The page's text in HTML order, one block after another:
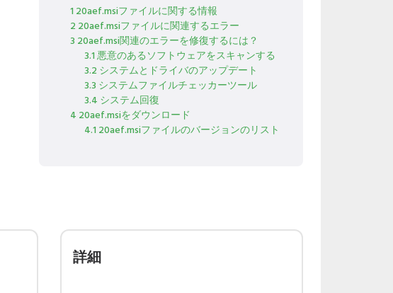
1 20aef.msiファイルに関する情報
2 20aef.msiファイルに関連するエラー
3 20aef.msi関連のエラーを修復するには？
3.1 悪意のあるソフトウェアをスキャンする
3.2 システムとドライバのアップデート
3.3 システムファイルチェッカーツール
3.4 システム回復
4 20aef.msiをダウンロード
4.1 20aef.msiファイルのバージョンのリスト
詳細